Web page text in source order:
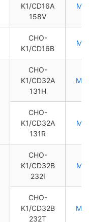
K1/CD16A
158V
CHO-
K1/CD16B
CHO-
K1/CD32A
131H
CHO-
K1/CD32A
131R
CHO-
K1/CD32B
232I
CHO-
K1/CD32B
232T